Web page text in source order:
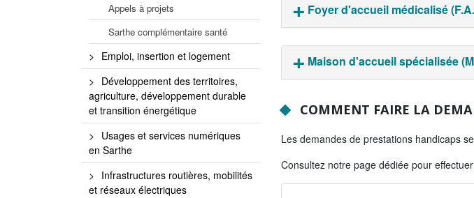
Foyer d'accueil médicalisé
Maison d'accueil spécialisée
COMMENT FAIRE LA
Les demandes de prestations handicaps
Consultez notre page dédiée pour
Appels à projets
Sarthe complémentaire santé
Emploi, insertion et logement
Développement des territoires,
agriculture, développement durable
et transition énergétique
Usages et services numériques
en Sarthe
Infrastructures routières, mobilités
et réseaux électriques